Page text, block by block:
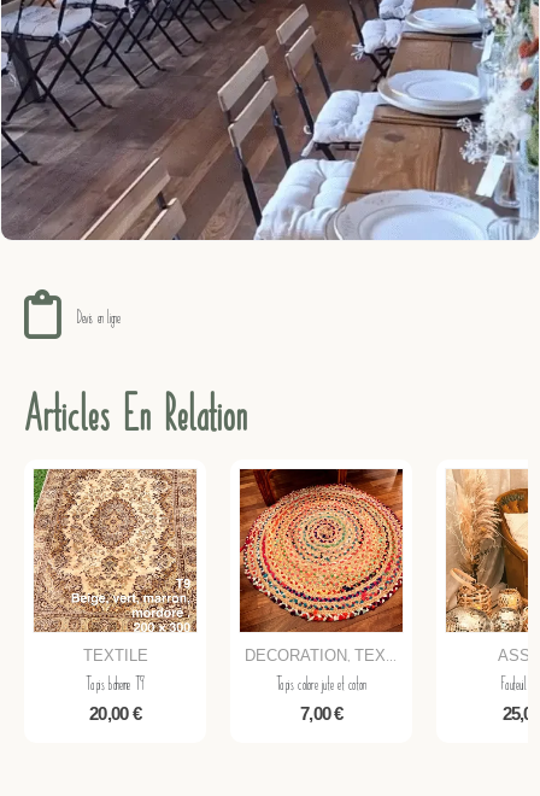
Devis en ligne !
Articles En Relation
TEXTILE
Tapis boheme T9
20,00€
DECORATION , TEXTILE
Tapis colore jute et coton
7,00€
Fauteuil